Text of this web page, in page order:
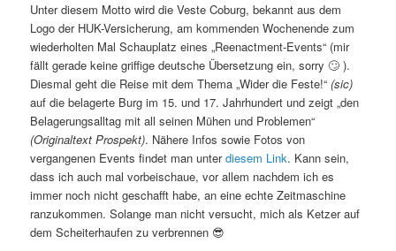
Unter diesem Motto wird die Veste Coburg, bekannt aus dem
Logo der HUK-Versicherung, am kommenden Wochenende zum
wiederholten Mal Schauplatz eines „Reenactment-Events“ (mir
fällt gerade keine griffige deutsche Übersetzung ein, sorry 🙄 ).
Diesmal geht die Reise mit dem Thema „Wider die Feste!“(sic)
auf die belagerte Burg im 15. und 17. Jahrhundert und zeigt „den
Belagerungsalltag mit all seinen Mühen und Problemen“
(Originaltext Prospekt). Nähere Infos sowie Fotos von
vergangenen Events findet man unterdiesem Link. Kann sein,
dass ich auch mal vorbeischaue, vor allem nachdem ich es
immer noch nicht geschafft habe, an eine echte Zeitmaschine
ranzukommen. Solange man nicht versucht, mich als Ketzer auf
dem Scheiterhaufen zu verbrennen 😎